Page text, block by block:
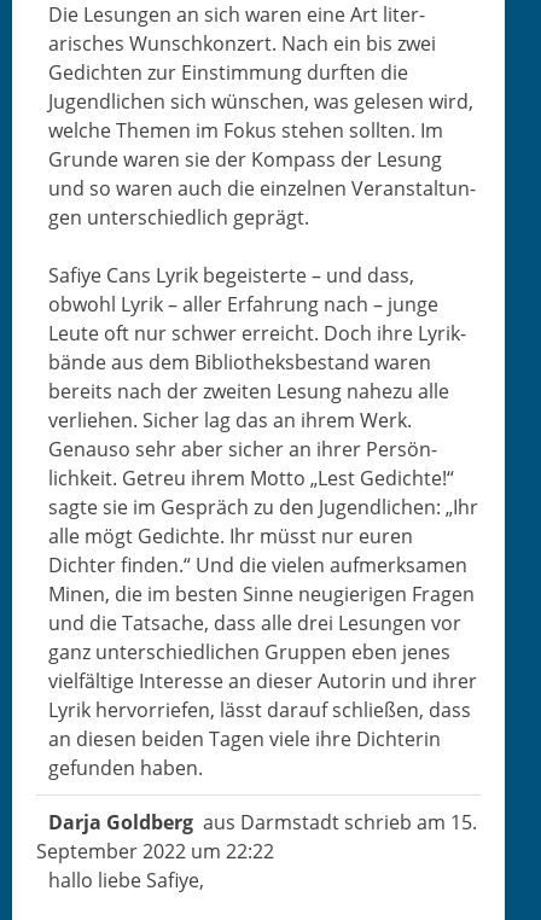
Die Lesun­gen an sich waren eine Art lit­er­
arisches Wun­schkonz­ert. Nach ein bis zwei
Gedicht­en zur Ein­stim­mung durften die
Jugendlichen sich wün­schen, was gele­sen wird,
welche The­men im Fokus ste­hen soll­ten. Im
Grunde waren sie der Kom­pass der Lesung
und so waren auch die einzel­nen Ver­anstal­tun­
gen unter­schiedlich geprägt.
Safiye Cans Lyrik begeis­terte – und dass,
obwohl Lyrik – aller Erfahrung nach – junge
Leute oft nur schw­er erre­icht. Doch ihre Lyrik­
bände aus dem Bib­lio­theks­be­stand waren
bere­its nach der zweit­en Lesung nahezu alle
ver­liehen. Sich­er lag das an ihrem Werk.
Genau­so sehr aber sich­er an ihrer Per­sön­
lichkeit. Getreu ihrem Mot­to „Lest Gedichte!“
sagte sie im Gespräch zu den Jugendlichen: „Ihr
alle mögt Gedichte. Ihr müsst nur euren
Dichter find­en.“ Und die vie­len aufmerk­samen
Minen, die im besten Sinne neugieri­gen Fra­gen
und die Tat­sache, dass alle drei Lesun­gen vor
ganz unter­schiedlichen Grup­pen eben jenes
vielfältige Inter­esse an dieser Autorin und ihrer
Lyrik her­vor­riefen, lässt darauf schließen, dass
an diesen bei­den Tagen viele ihre Dich­terin
gefun­den haben.
Dar­ja Goldberg aus Darmstadtschrieb am 15.
Sep­tem­ber 2022 um 22:22
hal­lo liebe Safiye,